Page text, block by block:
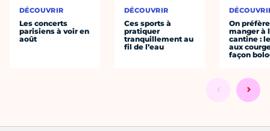
DÉCOUVRIR
Les concerts
parisiens à voir en
août
DÉCOUVRIR
Ces sports à
pratiquer
tranquillement au
fil de l’eau
On préfère
manger à
cantine :
aux
façon